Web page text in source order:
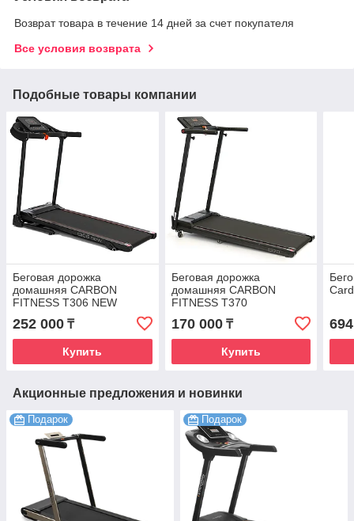
Возврат товара в течение 14 дней за счет покупателя
Все условия возврата
Подобные товары компании
Беговая дорожка
домашняя CARBON
FITNESS T306 NEW
252 000 ₸
Купить
Беговая дорожка
домашняя CARBON
FITNESS T370
170 000₸
Купить
Акционные предложения и новинки
Подарок Подарок